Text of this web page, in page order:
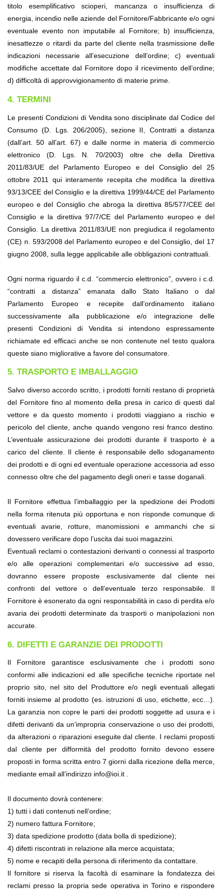
titolo esemplificativo scioperi, mancanza o insufficienza di
energia, incendio nelle aziende del Fornitore/Fabbricante e/o ogni
eventuale evento non imputabile al Fornitore; b) insufficienza,
inesattezze o ritardi da parte del cliente nella trasmissione delle
indicazioni necessarie all’esecuzione dell’ordine; c) eventuali
modifiche accettate dal Fornitore dopo il ricevimento dell’ordine;
d) difficoltà di approvvigionamento di materie prime.
4. TERMINI
Le presenti Condizioni di Vendita sono disciplinate dal Codice del
Consumo (D. Lgs. 206/2005), sezione II, Contratti a distanza
(dall’art. 50 all’art. 67) e dalle norme in materia di commercio
elettronico (D. Lgs. N. 70/2003) oltre che della Direttiva
2011/83/UE del Parlamento Europeo e del Consiglio del 25
ottobre 2011 qui interamente recepita che modifica la direttiva
93/13/CEE del Consiglio e la direttiva 1999/44/CE del Parlamento
europeo e del Consiglio che abroga la direttiva 85/577/CEE del
Consiglio e la direttiva 97/7/CE del Parlamento europeo e del
Consiglio. La direttiva 2011/83/UE non pregiudica il regolamento
(CE) n. 593/2008 del Parlamento europeo e del Consiglio, del 17
giugno 2008, sulla legge applicabile alle obbligazioni contrattuali.
Ogni norma riguardo il c.d. “commercio elettronico”, ovvero i c.d.
“contratti a distanza” emanata dallo Stato Italiano o dal
Parlamento Europeo e recepite dall’ordinamento italiano
successivamente alla pubblicazione e/o integrazione delle
presenti Condizioni di Vendita si intendono espressamente
richiamate ed efficaci anche se non contenute nel testo qualora
queste siano migliorative a favore del consumatore.
5. TRASPORTO E IMBALLAGGIO
Salvo diverso accordo scritto, i prodotti forniti restano di proprietà
del Fornitore fino al momento della presa in carico di questi dal
vettore e da questo momento i prodotti viaggiano a rischio e
pericolo del cliente, anche quando vengono resi franco destino.
L’eventuale assicurazione dei prodotti durante il trasporto è a
carico del cliente. Il cliente è responsabile dello sdoganamento
dei prodotti e di ogni ed eventuale operazione accessoria ad esso
connesso oltre che del pagamento degli oneri e tasse doganali.
Il Fornitore effettua l’imballaggio per la spedizione dei Prodotti
nella forma ritenuta più opportuna e non risponde comunque di
eventuali avarie, rotture, manomissioni e ammanchi che si
dovessero verificare dopo l’uscita dai suoi magazzini.
Eventuali reclami o contestazioni derivanti o connessi al trasporto
e/o alle operazioni complementari e/o successive ad esso,
dovranno essere proposte esclusivamente dal cliente nei
confronti del vettore o dell’eventuale terzo responsabile. Il
Fornitore è esonerato da ogni responsabilità in caso di perdita e/o
avaria dei prodotti determinate da trasporti o manipolazioni non
accurate.
6. DIFETTI E GARANZIE DEI PRODOTTI
Il Fornitore garantisce esclusivamente che i prodotti sono
conformi alle indicazioni ed alle specifiche tecniche riportate nel
proprio sito, nel sito del Produttore e/o negli eventuali allegati
forniti insieme al prodotto (es. istruzioni di uso, etichette, ecc…).
La garanzia non copre le parti dei prodotti soggette ad usura e i
difetti derivanti da un’impropria conservazione o uso dei prodotti,
da alterazioni o riparazioni eseguite dal cliente. I reclami proposti
dal cliente per difformità del prodotto fornito devono essere
proposti in forma scritta entro 7 giorni dalla ricezione della merce,
mediante email all’indirizzo info@ioi.it .
Il documento dovrà contenere:
1) tutti i dati contenuti nell’ordine;
2) numero fattura Fornitore;
3) data spedizione prodotto (data bolla di spedizione);
4) difetti riscontrati in relazione alla merce acquistata;
5) nome e recapiti della persona di riferimento da contattare.
Il fornitore si riserva la facoltà di esaminare la fondatezza dei
reclami presso la propria sede operativa in Torino e rispondere